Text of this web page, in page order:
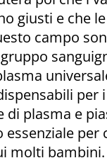
giusti e che
campo
per
di plasma e
essenziale per
molti